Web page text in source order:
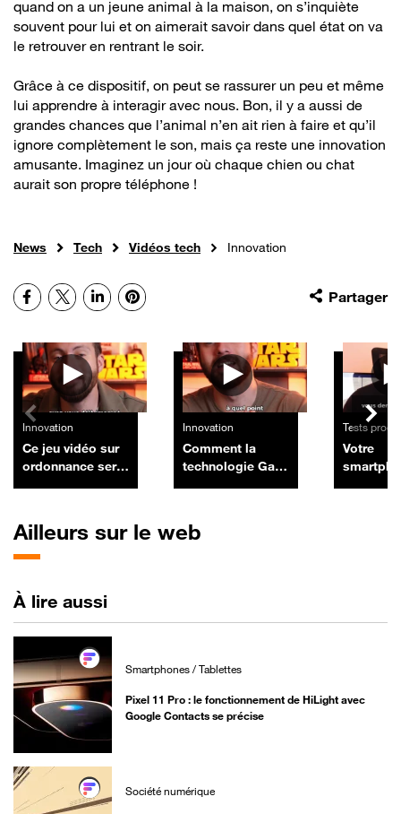
quand on a un jeune animal à la maison, on s’inquiète
souvent pour lui et on aimerait savoir dans quel état on va
le retrouver en rentrant le soir.
Grâce à ce dispositif, on peut se rassurer un peu et même
lui apprendre à interagir avec nous. Bon, il y a aussi de
grandes chances que l’animal n’en ait rien à faire et qu’il
ignore complètement le son, mais ça reste une innovation
amusante. Imaginez un jour où chaque chien ou chat
aurait son propre téléphone !
News Tech Vidéos tech Innovation
Partager
Facebook
X LinkedInPinterest
Autres vidéos
Innovation
Ce jeu vidéo sur
ordonnance sera
Maladie
Innovation
Comment la
technologie GaN
smartphones et
Tests
Votre
Ailleurs sur le web
À lire aussi
Smartphones / Tablettes
Pixel 11 Pro : le fonctionnement de HiLight avec
Google Contacts se précise
Société numérique